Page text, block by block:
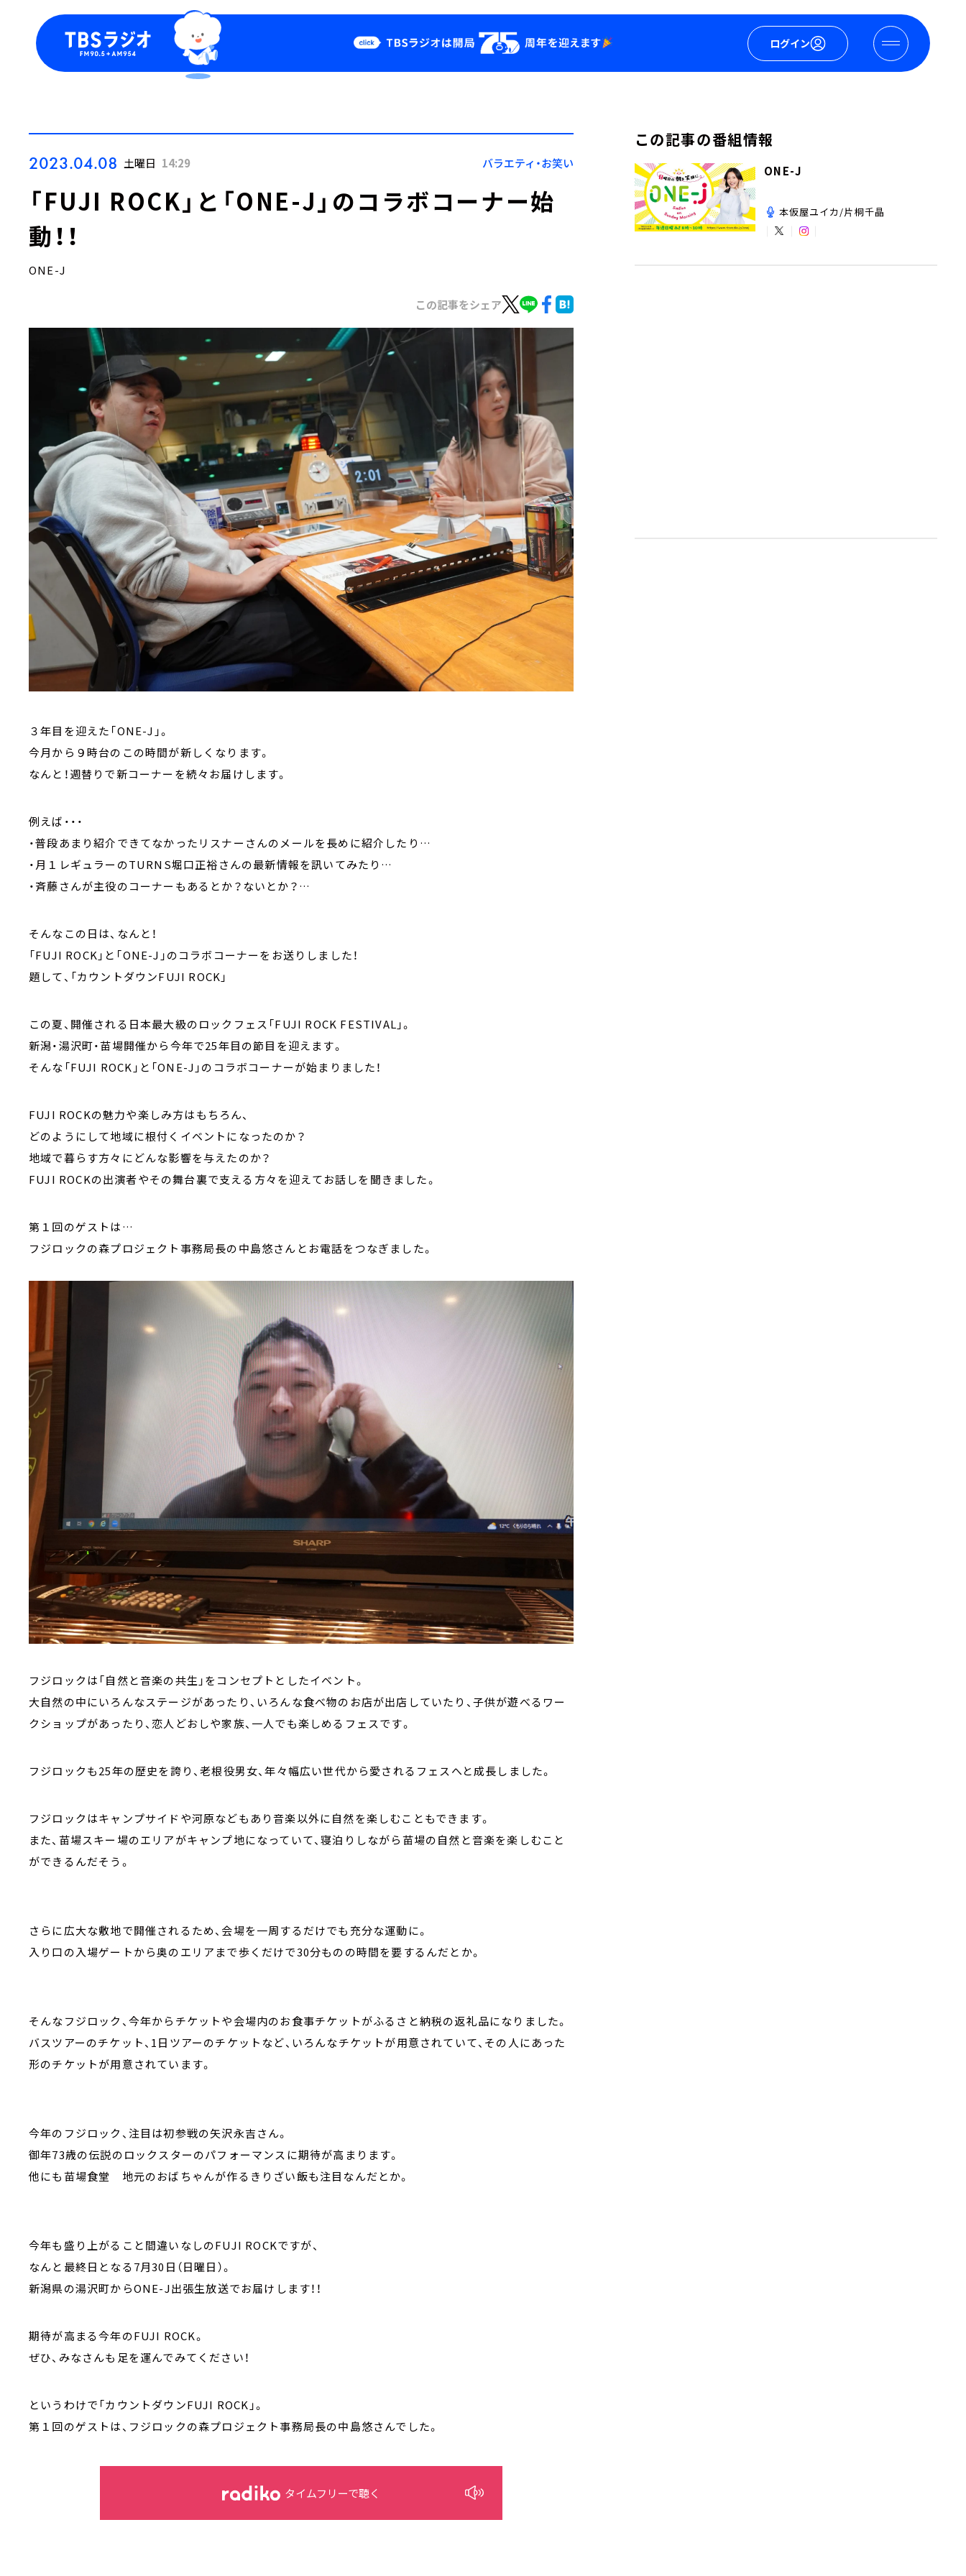
ログイン
Podcast
YouTube
会社情報
2023.04.08 土曜日 14:29 バラエティ・お笑い
「FUJI ROCK」と「ONE-J」のコラボコーナー始
動！！
ONE-J
この記事をシェア
３年目を迎えた「ONE-J」。
今月から９時台のこの時間が新しくなります。
なんと！週替りで新コーナーを続々お届けします。
例えば・・・
・普段あまり紹介できてなかったリスナーさんのメールを長めに紹介したり…
・月１レギュラーのTURNS堀口正裕さんの最新情報を訊いてみたり…
・斉藤さんが主役のコーナーもあるとか？ないとか？…
そんなこの日は、なんと！
「FUJI ROCK」と「ONE-J」のコラボコーナーをお送りしました！
題して、「カウントダウンFUJI ROCK」
この夏、開催される日本最大級のロックフェス「FUJI ROCK FESTIVAL」。
新潟・湯沢町・苗場開催から今年で25年目の節目を迎えます。
そんな「FUJI ROCK」と「ONE-J」のコラボコーナーが始まりました！
FUJI ROCKの魅力や楽しみ方はもちろん、
どのようにして地域に根付くイベントになったのか？
地域で暮らす方々にどんな影響を与えたのか？
FUJI ROCKの出演者やその舞台裏で支える方々を迎えてお話しを聞きました。
第１回のゲストは…
フジロックの森プロジェクト事務局長の中島悠さんとお電話をつなぎました。
フジロックは「自然と音楽の共生」をコンセプトとしたイベント。
大自然の中にいろんなステージがあったり、いろんな食べ物のお店が出店していたり、子供が遊べるワー
クショップがあったり、恋人どおしや家族、一人でも楽しめるフェスです。
フジロックも25年の歴史を誇り、老根役男女、年々幅広い世代から愛されるフェスへと成長しました。
フジロックはキャンプサイドや河原などもあり音楽以外に自然を楽しむこともできます。
また、苗場スキー場のエリアがキャンプ地になっていて、寝泊りしながら苗場の自然と音楽を楽しむこと
ができるんだそう。
さらに広大な敷地で開催されるため、会場を一周するだけでも充分な運動に。
入り口の入場ゲートから奥のエリアまで歩くだけで30分ものの時間を要するんだとか。
そんなフジロック、今年からチケットや会場内のお食事チケットがふるさと納税の返礼品になりました。
バスツアーのチケット、1日ツアーのチケットなど、いろんなチケットが用意されていて、その人にあった
形のチケットが用意されています。
今年のフジロック、注目は初参戦の矢沢永吉さん。
御年73歳の伝説のロックスターのパフォーマンスに期待が高まります。
他にも苗場食堂 地元のおばちゃんが作るきりざい飯も注目なんだとか。
今年も盛り上がること間違いなしのFUJI ROCKですが、
なんと最終日となる7月30日（日曜日）。
新潟県の湯沢町からONE-J出張生放送でお届けします！！
期待が高まる今年のFUJI ROCK。
ぜひ、みなさんも足を運んでみてください！
というわけで「カウントダウンFUJI ROCK」。
第１回のゲストは、フジロックの森プロジェクト事務局長の中島悠さんでした。
タイムフリーで聴く
この記事の番組情報
ONE-J
本仮屋ユイカ/片桐千晶